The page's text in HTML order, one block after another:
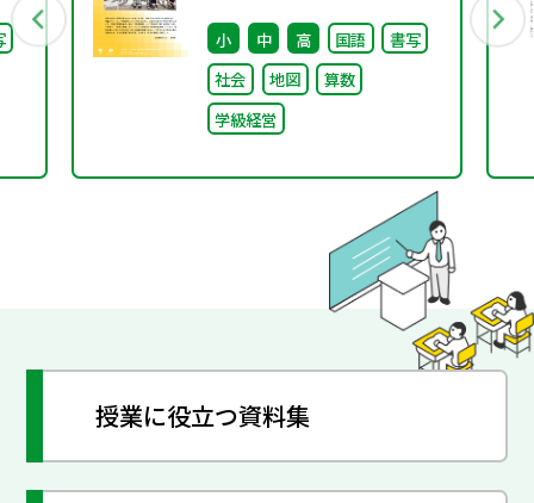
る〜「あの日」を語り継
ぐ本川小学校の子どもた
ち〜
小 中 高 国語
書写
社会
地図
算数
学級経営
授業に役立つ資料集